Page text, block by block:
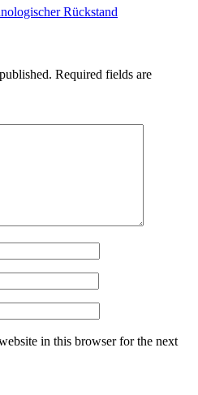
Rückstand
Required fields are
in this browser for the next